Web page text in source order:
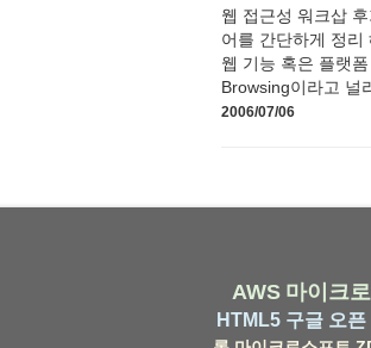
웹 접근성 워크삽
어를 간단하게 정
웹 기능 혹은 플랫
Browsing이라고 널
2006/07/06
AWS 마이크
HTML5 구글 오픈